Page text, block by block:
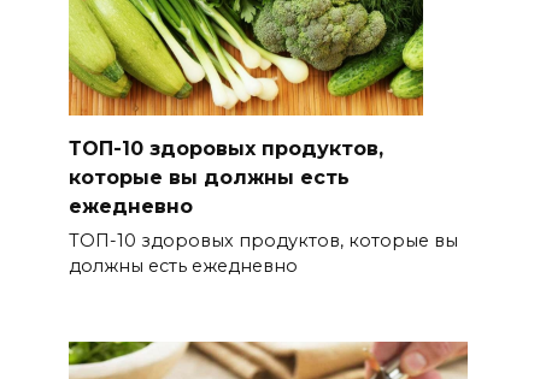
ТОП-10 здоровых продуктов,
которые вы должны есть
ежедневно
ТОП-10 здоровых продуктов, которые вы
должны есть ежедневно